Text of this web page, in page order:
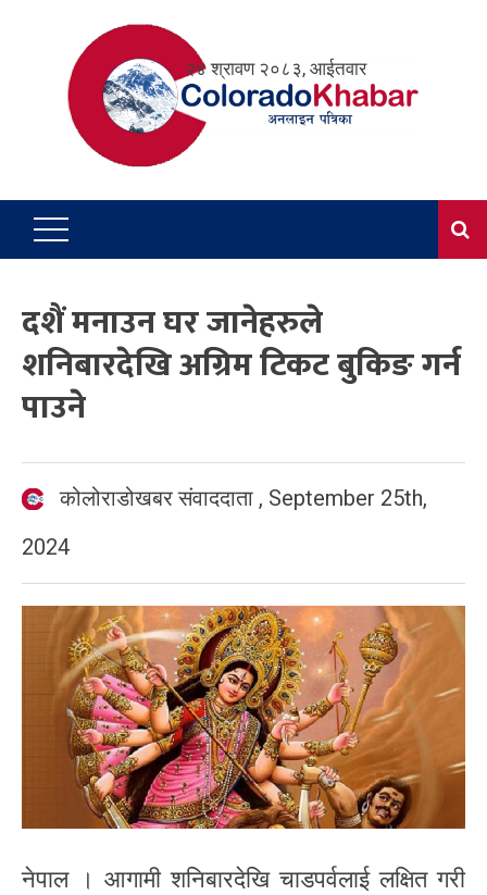
२४ श्रावण २०८३, आईतवार
दशैं मनाउन घर जानेहरुले
शनिबारदेखि अग्रिम टिकट बुकिङ गर्न
पाउने
कोलोराडोखबर संवाददाता , September 25th,
2024
नेपाल । आगामी शनिबारदेखि चाडपर्वलाई लक्षित गरी